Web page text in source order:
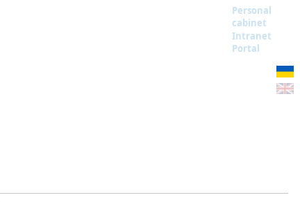
Personal
cabinet
Intranet
Portal